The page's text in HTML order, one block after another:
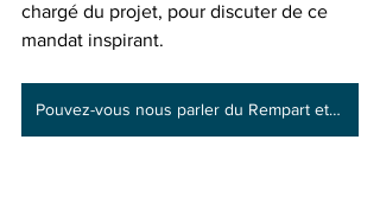
chargé du projet, pour discuter de ce
mandat inspirant.
Pouvez-vous nous parler du Rempart et de votre rôle au sein de l’organisme?